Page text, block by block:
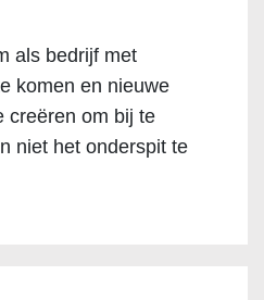
als bedrijf met
komen en nieuwe
creëren om bij te
niet het onderspit te